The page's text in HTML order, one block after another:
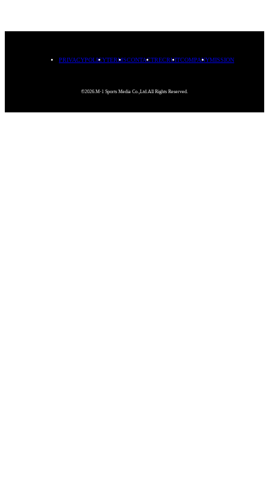
PRIVACYPOLICYTERMSCONTACTRECRUITCOMPANYMISSION
©2026.M-1 Sports Media Co.,Ltd.All Rights Reserved.